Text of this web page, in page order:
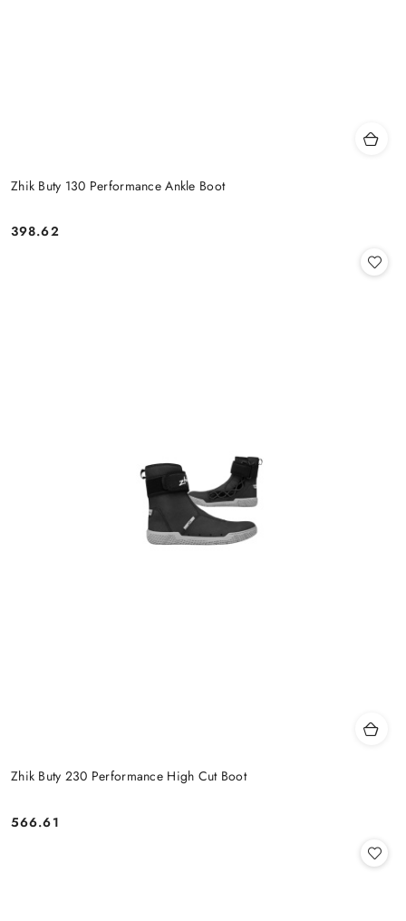
Zhik Buty 130 Performance Ankle Boot
Cena:
398.62
Zhik Buty 230 Performance High Cut Boot
Cena:
566.61